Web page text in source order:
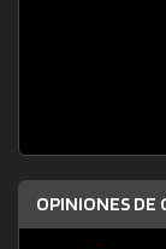
OPINIONES DE